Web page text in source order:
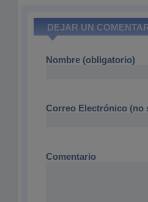
DEJAR UN
Nombre (obligatorio)
Correo Electrónico (no
Comentario